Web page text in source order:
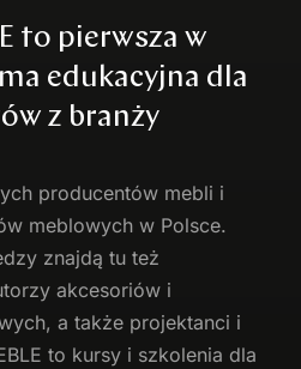
to pierwsza w
edukacyjna dla
z branży
producentów mebli i
meblowych w Polsce.
znajdą tu też
akcesoriów i
a także projektanci i
to kursy i szkolenia dla